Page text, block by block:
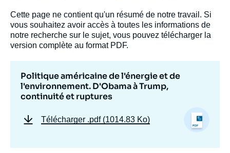
Cette page ne contient qu'un résumé de notre travail. Si
vous souhaitez avoir accès à toutes les informations de
notre recherche sur le sujet, vous pouvez télécharger la
version complète au format PDF.
Politique américaine de l'énergie et de
l'environnement. D'Obama à Trump,
continuité et ruptures
Télécharger .pdf (1014.83 Ko)